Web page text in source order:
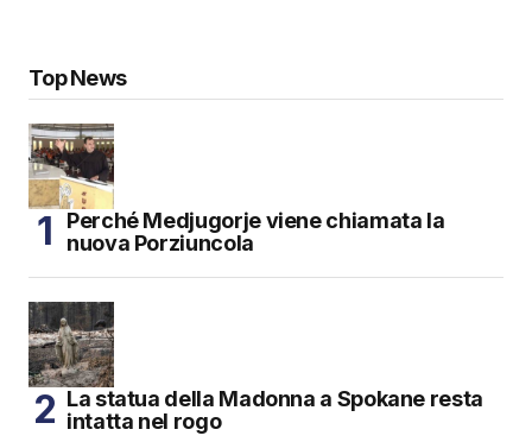
Top News
Perché Medjugorje viene chiamata la
nuova Porziuncola
La statua della Madonna a Spokane resta
intatta nel rogo